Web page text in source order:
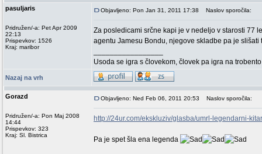
pasuljaris
Pridružen/-a: Pet Apr 2009
22:13
Prispevkov: 1526
Kraj: maribor
Objavljeno: Pon Jan 31, 2011 17:38 Naslov sporočila:
Za posledicami srčne kapi je v nedeljo v starosti 77
agentu Jamesu Bondu, njegove skladbe pa je
Usoda se igra s človekom, človek pa igra na
Nazaj na vrh
Gorazd
Pridružen/-a: Pon Maj 2008
14:44
Prispevkov: 323
Kraj: Sl. Bistrica
Objavljeno: Ned Feb 06, 2011 20:53 Naslov sporočila:
http://24ur.com/ekskluziv/glasba/umrl-legendarni-
Pa je spet šla ena legenda